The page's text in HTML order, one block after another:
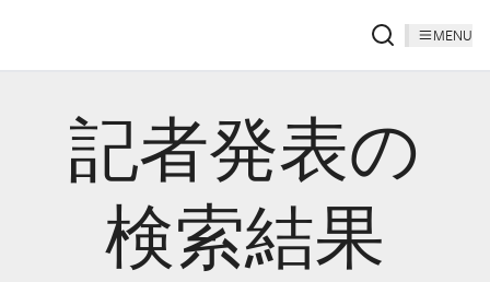
MENU
記者発表の
検索結果